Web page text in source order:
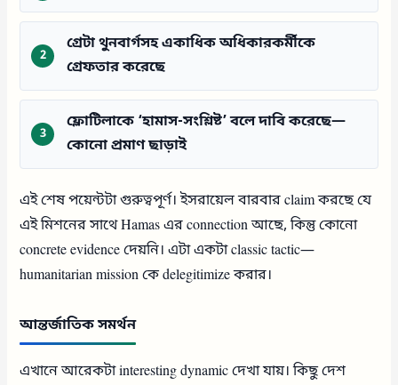
গ্রেটা থুনবার্গসহ একাধিক অধিকারকর্মীকে
গ্রেফতার করেছে
ফ্লোটিলাকে ‘হামাস-সংশ্লিষ্ট’ বলে দাবি করেছে—
কোনো প্রমাণ ছাড়াই
এই শেষ পয়েন্টটা গুরুত্বপূর্ণ। ইসরায়েল বারবার claim করছে যে
এই মিশনের সাথে Hamas এর connection আছে, কিন্তু কোনো
concrete evidence দেয়নি। এটা একটা classic tactic—
humanitarian mission কে delegitimize করার।
আন্তর্জাতিক সমর্থন
এখানে আরেকটা interesting dynamic দেখা যায়। কিছু দেশ